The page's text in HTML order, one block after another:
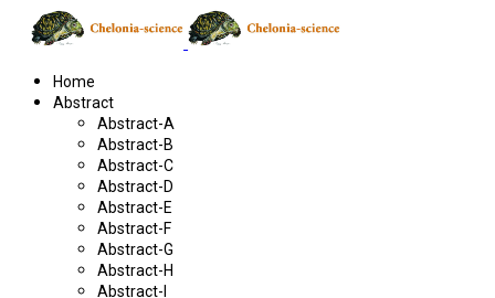
Home
Abstract
Abstract-A
Abstract-B
Abstract-C
Abstract-D
Abstract-E
Abstract-F
Abstract-G
Abstract-H
Abstract-I